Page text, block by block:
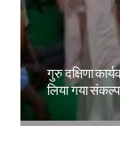
गुरु दक्षिणा
लिया गया संकल्प